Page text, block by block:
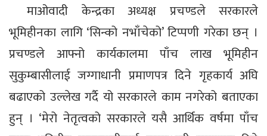
माओवादी केन्द्रका अध्यक्ष प्रचण्डले सरकारले
भूमिहीनका लागि ‘सिन्को नभाँचेको’ टिप्पणी गरेका छन् ।
प्रचण्डले आफ्नो कार्यकालमा पाँच लाख भूमिहीन
सुकुम्बासीलाई जग्गाधानी प्रमाणपत्र दिने गृहकार्य अघि
बढाएको उल्लेख गर्दै यो सरकारले काम नगरेको बताएका
हुन् । ‘मेरो नेतृत्वको सरकारले यसै आर्थिक वर्षमा पाँच